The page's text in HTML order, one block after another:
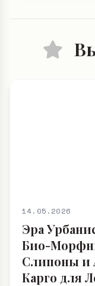
14.05.2026
Эра
Био-
Слипоны и
Карго для